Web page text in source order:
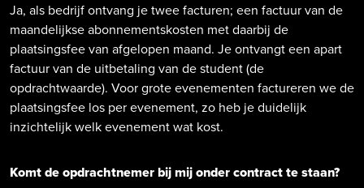
Ja, als bedrijf ontvang je twee facturen; een factuur van de
maandelijkse abonnementskosten met daarbij de
plaatsingsfee van afgelopen maand. Je ontvangt een apart
factuur van de uitbetaling van de student (de
opdrachtwaarde). Voor grote evenementen factureren we de
plaatsingsfee los per evenement, zo heb je duidelijk
inzichtelijk welk evenement wat kost.
Komt de opdrachtnemer bij mij onder contract te staan?